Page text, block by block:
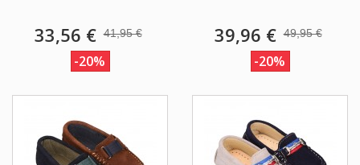
33,56 € 41,95 €
-20%
39,96 € 49,95 €
-20%